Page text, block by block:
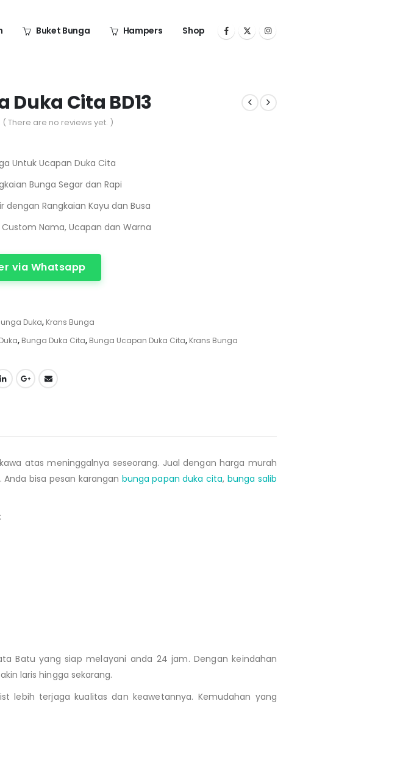
Buket Bunga Hampers Shop
Duka Cita BD13
( There are no reviews yet. )
Untuk Ucapan Duka Cita
Bunga Segar dan Rapi
dengan Rangkaian Kayu dan Busa
Custom Nama, Ucapan dan Warna
via Whatsapp
Duka, Krans Bunga
, Bunga Duka Cita, Bunga Ucapan Duka Cita, Krans Bunga
atas meninggalnya seseorang. Jual dengan harga murah
bisa pesan karangan bunga papan duka cita, bunga salib
Batu yang siap melayani anda 24 jam. Dengan keindahan
laris hingga sekarang.
lebih terjaga kualitas dan keawetannya. Kemudahan yang